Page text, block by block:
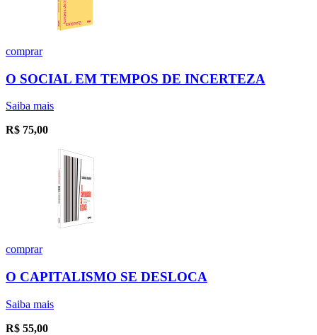
comprar
O SOCIAL EM TEMPOS DE INCERTEZA
Saiba mais
R$ 75,00
comprar
O CAPITALISMO SE DESLOCA
Saiba mais
R$ 55,00